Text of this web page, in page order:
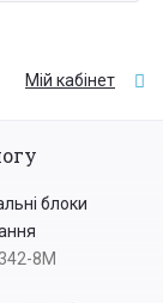
Мій кабінет
блоки
8М